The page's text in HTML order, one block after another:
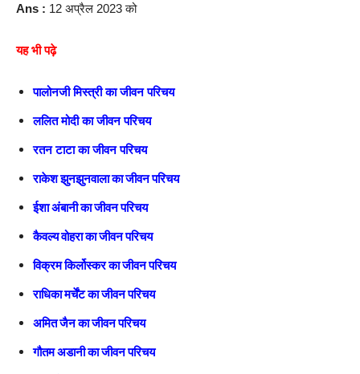
Ans : 12 अप्रैल 2023 को
यह भी पढ़े
पालोनजी मिस्त्री का जीवन परिचय
ललित मोदी का जीवन परिचय
रतन टाटा का जीवन परिचय
राकेश झुनझुनवाला का जीवन परिचय
ईशा अंबानी का जीवन परिचय
कैवल्य वोहरा का जीवन परिचय
विक्रम किर्लोस्कर का जीवन परिचय
राधिका मर्चेंट का जीवन परिचय
अमित जैन का जीवन परिचय
गौतम अडानी का जीवन परिचय